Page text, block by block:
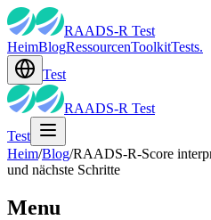
RAADS-R Test
HeimBlogRessourcenToolkitTests.
Test
RAADS-R Test
Test
Heim/Blog/RAADS-R-Score
und nächste Schritte
Menu